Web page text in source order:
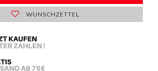
WUNSCHZETTEL